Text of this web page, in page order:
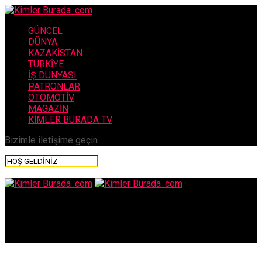
GÜNCEL
DÜNYA
KAZAKİSTAN
TÜRKİYE
İŞ DÜNYASI
PATRONLAR
OTOMOTİV
MAGAZİN
KİMLER BURADA TV
Bizimle iletişime geçin